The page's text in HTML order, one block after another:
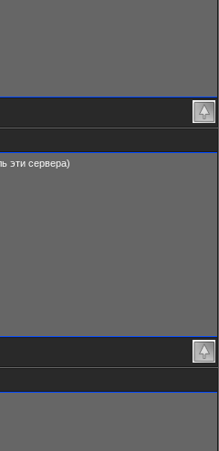
эти сервера)